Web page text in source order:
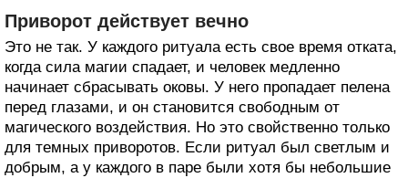
Приворот действует вечно
Это не так. У каждого ритуала есть свое время отката,
когда сила магии спадает, и человек медленно
начинает сбрасывать оковы. У него пропадает пелена
перед глазами, и он становится свободным от
магического воздействия. Но это свойственно только
для темных приворотов. Если ритуал был светлым и
добрым, а у каждого в паре были хотя бы небольшие